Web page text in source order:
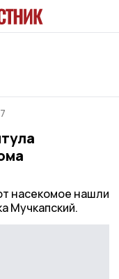
насекомое нашли
Мучкапский.